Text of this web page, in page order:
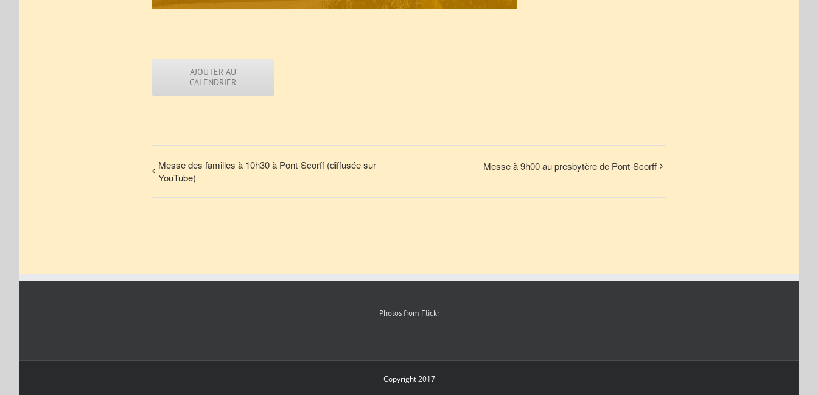
AJOUTER AU
CALENDRIER
Messe des familles à 10h30 à Pont-Scorff (diffusée sur
YouTube)
Messe à 9h00 au presbytère de Pont-Scorff
Photos from Flickr
Copyright 2017